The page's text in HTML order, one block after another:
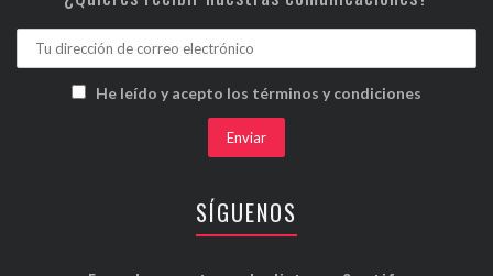
He leído y acepto los términos y condiciones
SÍGUENOS